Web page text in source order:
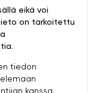
eikä voi
on tarkoitettu
tiedon
kanssa.